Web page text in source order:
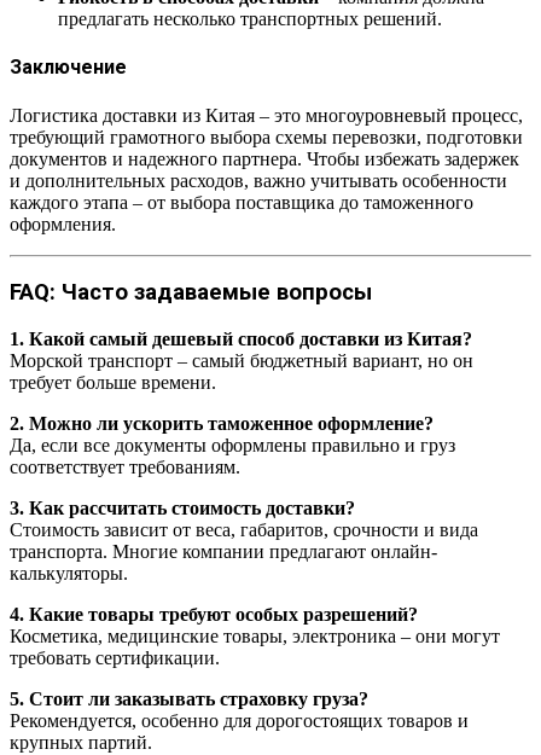
предлагать несколько транспортных решений.
Заключение
Логистика доставки из Китая – это многоуровневый процесс,
требующий грамотного выбора схемы перевозки, подготовки
документов и надежного партнера. Чтобы избежать задержек
и дополнительных расходов, важно учитывать особенности
каждого этапа – от выбора поставщика до таможенного
оформления.
FAQ: Часто задаваемые вопросы
1. Какой самый дешевый способ доставки из Китая?
Морской транспорт – самый бюджетный вариант, но он
требует больше времени.
2. Можно ли ускорить таможенное оформление?
Да, если все документы оформлены правильно и груз
соответствует требованиям.
3. Как рассчитать стоимость доставки?
Стоимость зависит от веса, габаритов, срочности и вида
транспорта. Многие компании предлагают онлайн-
калькуляторы.
4. Какие товары требуют особых разрешений?
Косметика, медицинские товары, электроника – они могут
требовать сертификации.
5. Стоит ли заказывать страховку груза?
Рекомендуется, особенно для дорогостоящих товаров и
крупных партий.